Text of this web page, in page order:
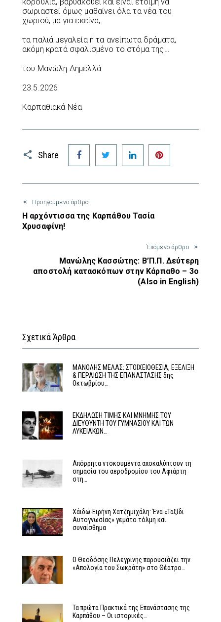
σωριαστεί όμως μαθαίνει όλα τα νέα του
χωριού, μα για εκείνα,
τα παλιά μεγαλεία ή τα ανείπωτα δράματα,
ακόμη κρατά σφαλισμένο το στόμα της…
του Μανώλη Δημελλά
23.5.2026
Καρπαθιακά Νέα
Share
Facebook Twitter LinkedIn
Προηγούμενο άρθρο
Η αρχόντισσα της Καρπάθου Τασία
Χρυσαφίνη!
Έπόμενο άρθρο
Μανώλης Κασσώτης: Β’Π.Π. Δεύτερη
αποστολή κατασκόπων στην Κάρπαθο – 3ο
(Also in English)
Σχετικά Άρθρα
MΑΝΟΛΗΣ ΜΕΛΑΣ: ΣΤΟΙΧΕΙΟΘΕΣΙΑ, ΕΞΕΛΙΞΗ
& ΠΕΡΑΙΩΣΗ ΤΗΣ ΕΠΑΝΑΣΤΑΣΗΣ 5ης
Οκτωβρίου…
ΕΚΔΗΛΩΣΗ ΤΙΜΗΣ ΚΑΙ ΜΝΗΜΗΣ ΤΟΥ
ΔΙΕΥΘΥΝΤΗ ΤΟΥ ΓΥΜΝΑΣΙΟΥ ΚΑΙ ΤΩΝ
ΛΥΚΕΙΑΚΩΝ…
Απόρρητα ντοκουμέντα αποκαλύπτουν τη
σημασία του αεροδρομίου του Αφιάρτη
στη…
Χάιδω-Ειρήνη Χατζημιχάλη: Ένα «Ταξίδι
Αυτογνωσίας» γεμάτο τόλμη και
συναίσθημα
Ο Θεοδόσης Πελεγρίνης παρουσιάζει την
«Απολογία του Σωκράτη» στο Θέατρο…
Τα πρώτα Πρακτικά της Επανάστασης της
Καρπάθου – Οι ιστορικές…